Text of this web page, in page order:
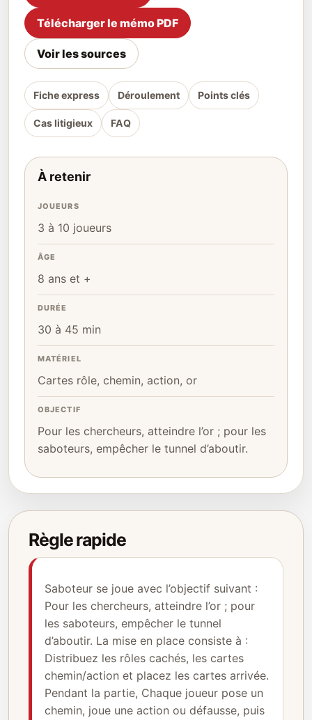
Télécharger le mémo PDF
Voir les sources
Fiche express Déroulement Points clés
Cas litigieux FAQ
À retenir
JOUEURS
3 à 10 joueurs
ÂGE
8 ans et +
DURÉE
30 à 45 min
MATÉRIEL
Cartes rôle, chemin, action, or
OBJECTIF
Pour les chercheurs, atteindre l’or ; pour les
saboteurs, empêcher le tunnel d’aboutir.
Règle rapide
Saboteur se joue avec l’objectif suivant :
Pour les chercheurs, atteindre l’or ; pour
les saboteurs, empêcher le tunnel
d’aboutir. La mise en place consiste à :
Distribuez les rôles cachés, les cartes
chemin/action et placez les cartes arrivée.
Pendant la partie, Chaque joueur pose un
chemin, joue une action ou défausse, puis